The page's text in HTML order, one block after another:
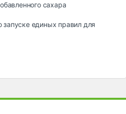
сахара
запуске единых правил для